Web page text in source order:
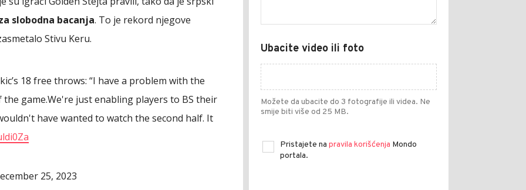
slobodna bacanja. To je rekord njegove
Stivu Keru.
18 free throws: “I have a problem with the
game.We're just enabling players to BS their
have wanted to watch the second half. It
25, 2023
Ubacite video ili foto
Možete da ubacite do 3 fotografije ili videa. Ne
smije biti više od 25 MB.
Pristajete na pravila korišćenja Mondo
portala.